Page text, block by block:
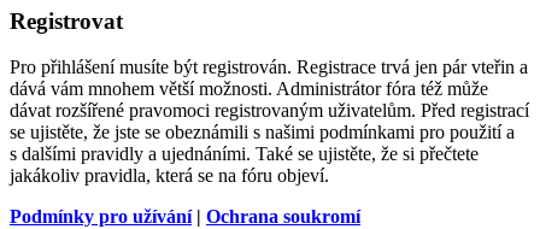
Registrovat
Pro přihlášení musíte být registrován. Registrace trvá jen pár vteřin a
dává vám mnohem větší možnosti. Administrátor fóra též může
dávat rozšířené pravomoci registrovaným uživatelům. Před registrací
se ujistěte, že jste se obeznámili s našimi podmínkami pro použití a
s dalšími pravidly a ujednáními. Také se ujistěte, že si přečtete
jakákoliv pravidla, která se na fóru objeví.
Podmínky pro užívání| Ochrana soukromí